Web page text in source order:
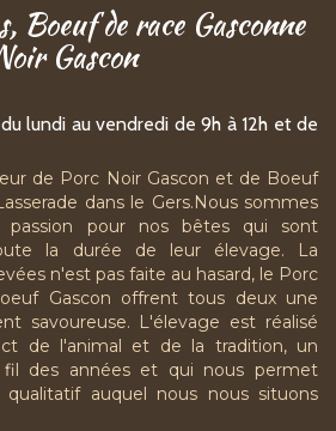
Boeuf de race Gasconne
Gascon
lundi au vendredi de 9h à 12h et de
de Porc Noir Gascon et de Boeuf
dans le Gers.Nous sommes
passion pour nos bêtes qui sont
la durée de leur élevage. La
n'est pas faite au hasard, le Porc
Gascon offrent tous deux une
savoureuse. L'élevage est réalisé
de l'animal et de la tradition, un
fil des années et qui nous permet
auquel nous nous situons